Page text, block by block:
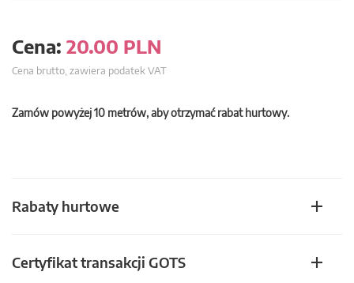
Cena: 20.00 PLN
Cena brutto, zawiera podatek VAT
Zamów powyżej 10 metrów, aby otrzymać rabat hurtowy.
Rabaty hurtowe
Certyfikat transakcji GOTS